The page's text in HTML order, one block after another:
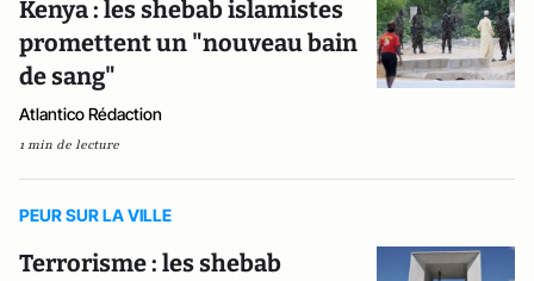
Kenya : les shebab islamistes
promettent un "nouveau bain
de sang"
Atlantico Rédaction
1 min de lecture
PEUR SUR LA VILLE
Terrorisme : les shebab